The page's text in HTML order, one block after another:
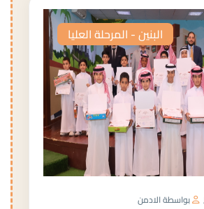
البنين - المرحلة العليا
بواسطة الادمن